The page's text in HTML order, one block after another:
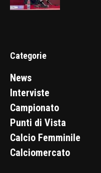
Categorie
News
Interviste
Campionato
Punti di Vista
Calcio Femminile
Calciomercato